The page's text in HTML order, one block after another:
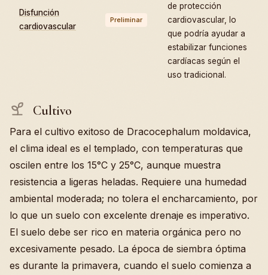
Disfunción
cardiovascular
Preliminar
de protección
cardiovascular, lo
que podría ayudar a
estabilizar funciones
cardíacas según el
uso tradicional.
Cultivo
Para el cultivo exitoso de Dracocephalum moldavica,
el clima ideal es el templado, con temperaturas que
oscilen entre los 15°C y 25°C, aunque muestra
resistencia a ligeras heladas. Requiere una humedad
ambiental moderada; no tolera el encharcamiento, por
lo que un suelo con excelente drenaje es imperativo.
El suelo debe ser rico en materia orgánica pero no
excesivamente pesado. La época de siembra óptima
es durante la primavera, cuando el suelo comienza a